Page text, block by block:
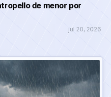
de menor por
jul 20, 2026